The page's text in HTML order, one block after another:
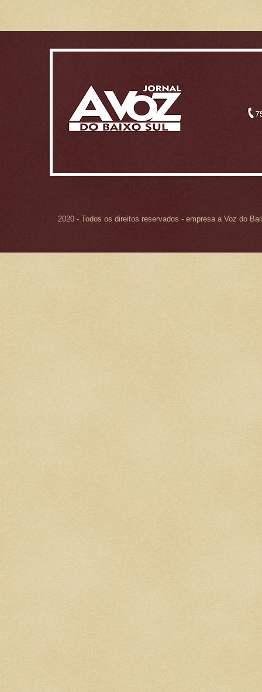
2020 - Todos os direitos reservados - empresa a Voz do